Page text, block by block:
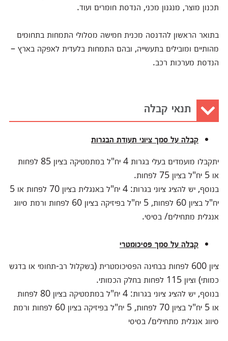
תכנון מוצר, מנגנון מכני, הנדסת חומרים ועוד.
בתואר הראשון להדנסה מכנית חמישה מסלולי התמחות בתחומים
מהותיים ומובילים בתעשייה, ובהם התמחות בלעדית לאפקה בארץ –
הנדסת מערכות רכב.
תנאי קבלה
קבלה על סמך ציוני תעודת הבגרות
יתקבלו מועמדים בעלי בגרות 4 יח"ל במתמטיקה בציון 85 לפחות
או 5 יח"ל בציון 75 לפחות.
בנוסף, יש להציג ציוני בגרות: 4 יח"ל באנגלית בציון 70 לפחות או 5
יח"ל בציון 60 לפחות, 5 יח"ל בפיזיקה בציון 60 לפחות ורמת סיווג
אנגלית מתחילים/ בסיסי.
קבלה על סמך פסיכומטרי
ציון 600 לפחות בבחינה הפסיכומטרית (בשקלול רב-תחומי או בדגש
כמותי) וציון 115 לפחות בחלק הכמותי.
בנוסף, יש להציג ציוני בגרות: 4 יח"ל במתמטיקה בציון 80 לפחות
או 5 יח"ל בציון 70 לפחות, 5 יח"ל בפיזיקה בציון 60 לפחות ורמת
סיווג אנגלית מתחילים/ בסיסי